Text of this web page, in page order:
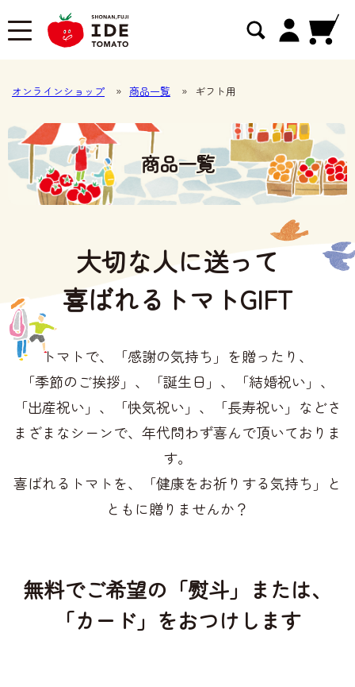
オンラインショップ » 商品一覧 » ギフト用
商品一覧
大切な人に送って
喜ばれるトマトGIFT
トマトで、「感謝の気持ち」を贈ったり、
「季節のご挨拶」、「誕生日」、「結婚祝い」、
「出産祝い」、「快気祝い」、「長寿祝い」などさ
まざまなシーンで、年代問わず喜んで頂いておりま
す。
喜ばれるトマトを、「健康をお祈りする気持ち」と
ともに贈りませんか？
無料でご希望の「熨斗」または、
「カード」をおつけします